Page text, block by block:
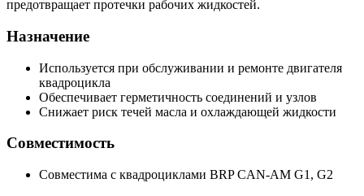
предотвращает протечки рабочих жидкостей.
Назначение
Используется при обслуживании и ремонте двигателя
квадроцикла
Обеспечивает герметичность соединений и узлов
Снижает риск течей масла и охлаждающей жидкости
Совместимость
Совместима с квадроциклами BRP CAN-AM G1, G2